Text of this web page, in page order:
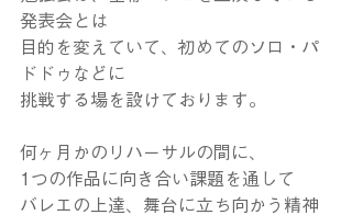
発表会とは
目的を変えていて、初めてのソロ・パ
ドドゥなどに
挑戦する場を設けております。
何ヶ月かのリハーサルの間に、
1つの作品に向き合い課題を通して
バレエの上達、舞台に立ち向かう精神